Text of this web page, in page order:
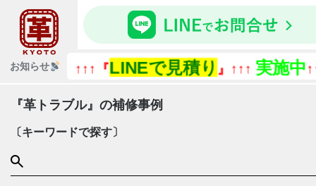
お知らせ ↑↑↑『 LINEで見積り』↑↑↑実施中
『革トラブル』の補修事例
〔キーワードで探す〕